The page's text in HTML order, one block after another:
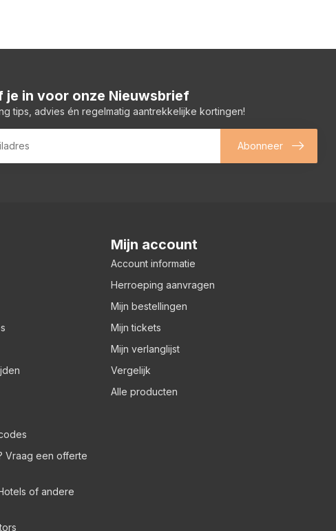
je in voor onze Nieuwsbrief
tips, advies én regelmatig aantrekkelijke kortingen!
Abonneer
Vraag een offerte
of andere
Mijn account
Account informatie
Herroeping aanvragen
Mijn bestellingen
Mijn tickets
Mijn verlanglijst
Vergelijk
Alle producten